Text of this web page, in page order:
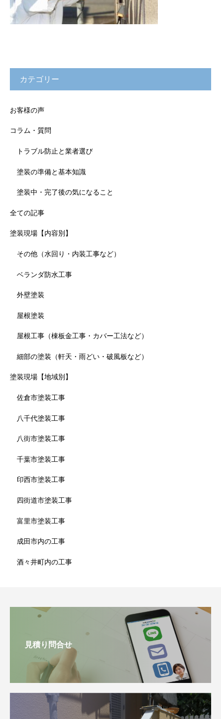
カテゴリー
お客様の声
コラム・質問
トラブル防止と業者選び
塗装の準備と基本知識
塗装中・完了後の気になること
全ての記事
塗装現場【内容別】
その他（水回り・内装工事など）
ベランダ防水工事
外壁塗装
屋根塗装
屋根工事（棟板金工事・カバー工法など）
細部の塗装（軒天・雨どい・破風板など）
塗装現場【地域別】
佐倉市塗装工事
八千代塗装工事
八街市塗装工事
千葉市塗装工事
印西市塗装工事
四街道市塗装工事
富里市塗装工事
成田市内の工事
酒々井町内の工事
見積り問合せ